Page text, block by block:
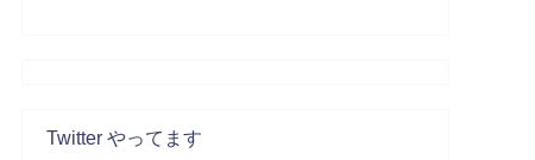
Twitter やってます